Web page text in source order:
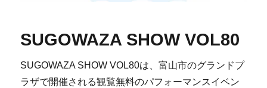
SUGOWAZA SHOW VOL80
SUGOWAZA SHOW VOL80は、富山市のグランドプ
ラザで開催される観覧無料のパフォーマンスイベン